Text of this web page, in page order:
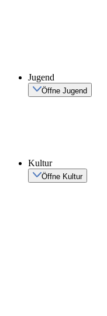
Jugend
Öffne Jugend
Kultur
Öffne Kultur